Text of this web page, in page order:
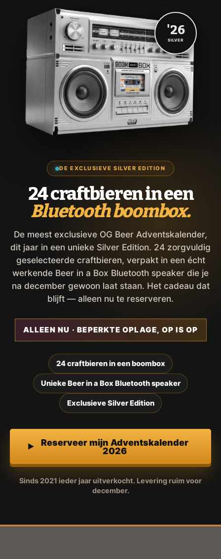
DE EXCLUSIEVE SILVER EDITION
24 craftbieren in een
Bluetooth boombox.
De meest exclusieve OG Beer Adventskalender,
dit jaar in een unieke Silver Edition. 24 zorgvuldig
geselecteerde craftbieren, verpakt in een écht
werkende Beer in a Box Bluetooth speaker die je
na december gewoon laat staan. Het cadeau dat
blijft — alleen nu te reserveren.
ALLEEN NU · BEPERKTE OPLAGE, OP IS OP
24 craftbieren in een boombox
Unieke Beer in a Box Bluetooth speaker
Exclusieve Silver Edition
Reserveer mijn Adventskalender
2026
Sinds 2021 ieder jaar uitverkocht. Levering ruim voor
december.
'26
SILVER